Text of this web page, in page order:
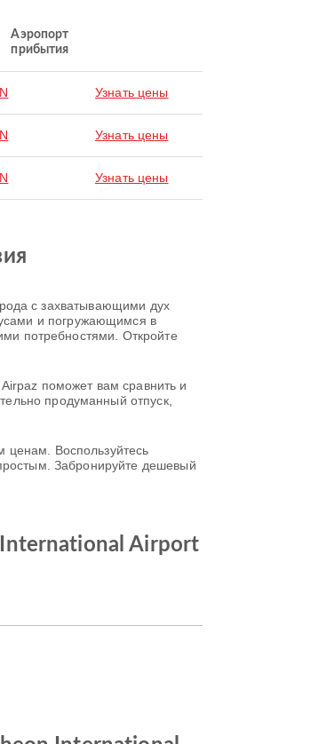
Аэропорт
прибытия
Узнать цены
Узнать цены
Узнать цены
с захватывающими дух
и погружающимся в
потребностями. Откройте
поможет вам сравнить и
продуманный отпуск,
ценам. Воспользуйтесь
Забронируйте дешевый
Airport